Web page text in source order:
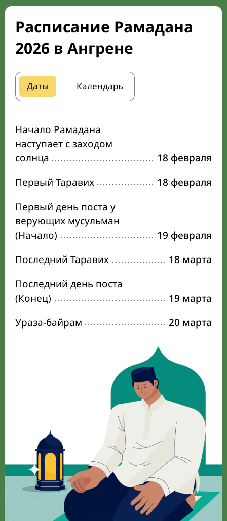
Расписание Рамадана
2026 в Ангрене
Даты Календарь
Начало Рамадана
наступает с заходом
солнца
18 февраля
Первый Таравих
18 февраля
Первый день поста у
верующих мусульман
(Начало)
19 февраля
Последний Таравих
18 марта
Последний день поста
(Конец)
19 марта
Ураза-байрам
20 марта